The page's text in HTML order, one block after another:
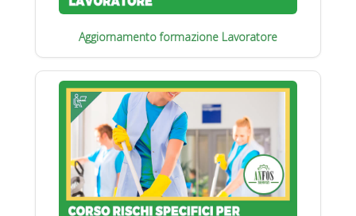
Aggiornamento formazione Lavoratore